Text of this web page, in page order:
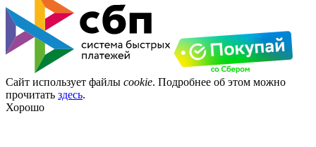
Сайт использует файлы cookie. Подробнее об этом можно
прочитать здесь.
Хорошо